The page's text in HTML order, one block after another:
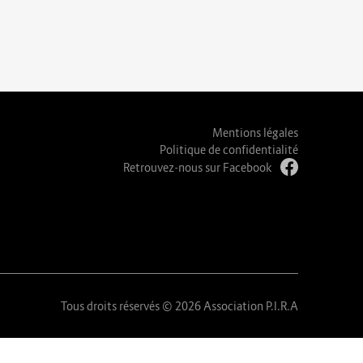
Mentions légales
Politique de confidentialité
Retrouvez-nous sur Facebook
Tous droits réservés © 2026 Association P.I.R.A